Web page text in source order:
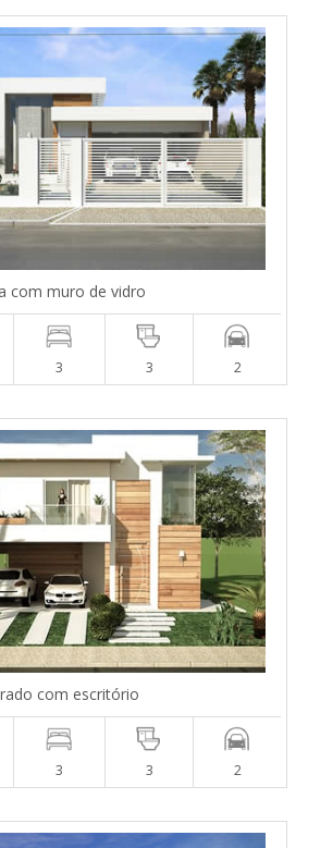
com muro de vidro
3 3 2
com escritório
3 3 2